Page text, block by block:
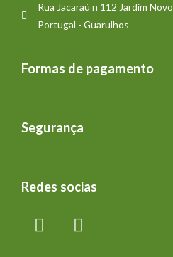
Rua Jacaraú n 112 Jardim Novo
Portugal - Guarulhos
Formas de pagamento
Segurança
Redes socias